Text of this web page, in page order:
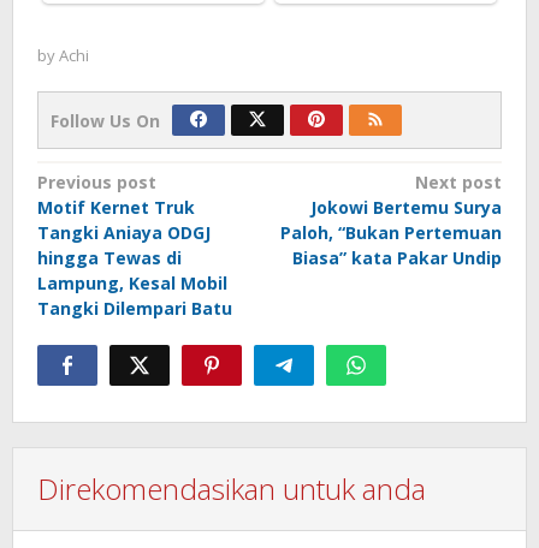
byAchi
Follow Us On
Post
navigation
Previous post
Motif Kernet Truk
Tangki Aniaya ODGJ
hingga Tewas di
Lampung, Kesal Mobil
Tangki Dilempari Batu
Next post
Jokowi Bertemu Surya
Paloh, “Bukan Pertemuan
Biasa” kata Pakar Undip
Direkomendasikan untuk anda